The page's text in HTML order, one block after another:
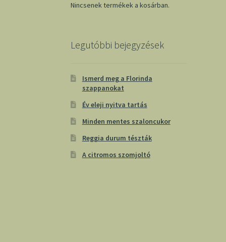
Nincsenek termékek a kosárban.
Legutóbbi bejegyzések
Ismerd meg a Florinda
szappanokat
Év eleji nyitva tartás
Minden mentes szaloncukor
Reggia durum tészták
A citromos szomjoltó